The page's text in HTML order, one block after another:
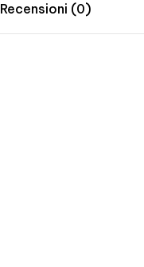
Recensioni (0)